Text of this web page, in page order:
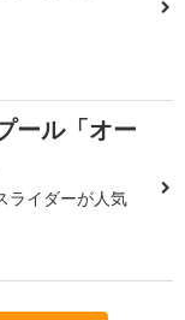
ール「オー
ライダーが人気